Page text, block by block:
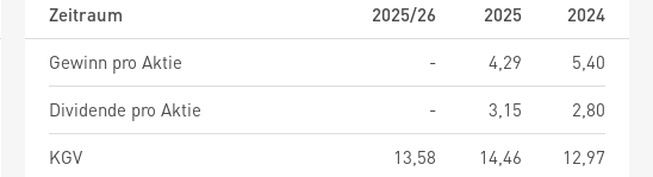
Zeitraum 2025/26 2025
2024
Gewinn pro Aktie
- 4,29
5,40
Dividende pro Aktie
- 3,15
2,80
KGV
13,58 14,46
12,97